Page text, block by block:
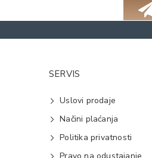
SERVIS
Uslovi prodaje
Načini plaćanja
Politika privatnosti